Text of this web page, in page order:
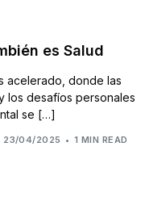
es Salud
acelerado, donde las
los desafíos personales
se […]
23/04/2025 1 MIN READ